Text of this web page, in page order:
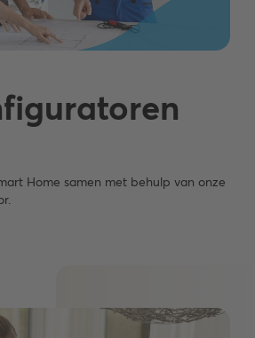
Home samen met behulp van onze